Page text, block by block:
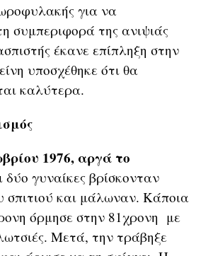
για να
συμπεριφορά της ανιψιάς
έκανε επίπληξη στην
υποσχέθηκε ότι θα
καλύτερα.
1976, αργά το
δύο γυναίκες βρίσκονταν
σπιτιού και μάλωναν. Κάποια
όρμησε στην 81χρονη με
Μετά, την τράβηξε